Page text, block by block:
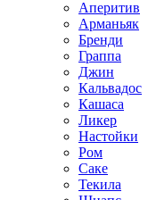
Аперитив
Арманьяк
Бренди
Граппа
Джин
Кальвадос
Кашаса
Ликер
Настойки
Ром
Саке
Текила